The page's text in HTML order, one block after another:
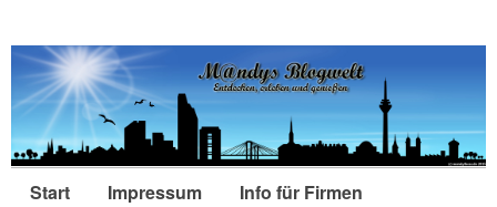
Start Impressum
Info für Firmen